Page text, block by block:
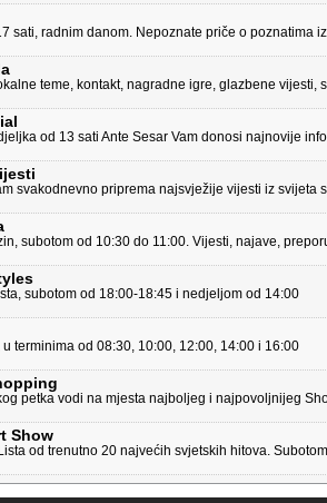
sati, radnim danom. Nepoznate priče o poznatima
teme, kontakt, nagradne igre, glazbene vijesti,
od 13 sati Ante Sesar Vam donosi najnovije
svakodnevno priprema najsvježije vijesti iz svijeta
subotom od 10:30 do 11:00. Vijesti, najave,
subotom od 18:00-18:45 i nedjeljom od 14:00
u terminima od 08:30, 10:00, 12:00, 14:00 i 16:00
petka vodi na mjesta najboljeg i najpovoljnijeg
Show
od trenutno 20 najvećih svjetskih hitova.